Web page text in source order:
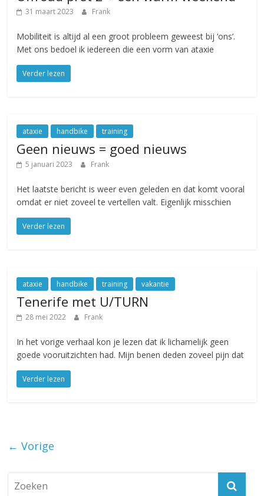
31 maart 2023 Frank
Mobiliteit is altijd al een groot probleem geweest bij ‘ons’.
Met ons bedoel ik iedereen die een vorm van ataxie
Verder lezen
ataxie handbike training
Geen nieuws = goed nieuws
5 januari 2023 Frank
Het laatste bericht is weer even geleden en dat komt vooral
omdat er niet zoveel te vertellen valt. Eigenlijk misschien
Verder lezen
ataxie handbike training vakantie
Tenerife met U/TURN
28 mei 2022 Frank
In het vorige verhaal kon je lezen dat ik lichamelijk geen
goede vooruitzichten had. Mijn benen deden zoveel pijn dat
Verder lezen
← Vorige